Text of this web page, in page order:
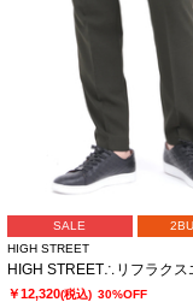
SALE
HIGH STREET
￥12,320(税込) 30%OFF